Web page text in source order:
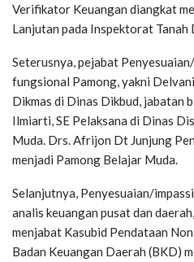
Verifikator Keuangan diangkat
Lanjutan pada Inspektorat Tanah
Seterusnya, pejabat
fungsional Pamong, yakni
Dikmas di Dinas Dikbud, jabatan
Ilmiarti, SE Pelaksana di Dinas
Muda. Drs. Afrijon Dt Junjung
menjadi Pamong Belajar Muda.
Selanjutnya, Penyesuaian/
analis keuangan pusat dan
menjabat Kasubid Pendataan
Badan Keuangan Daerah (BKD)